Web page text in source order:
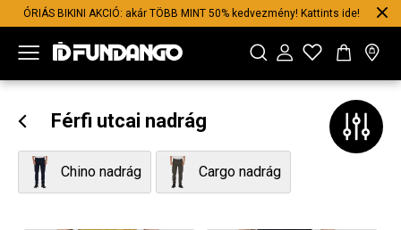
ÓRIÁS BIKINI AKCIÓ: akár TÖBB MINT 50% kedvezmény! Kattints ide!
Férfi utcai nadrág
Chino nadrág Cargo nadrág